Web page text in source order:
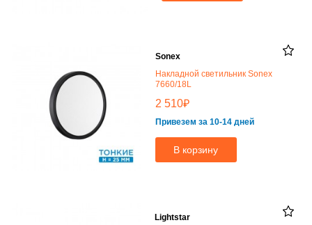
Sonex
Накладной светильник Sonex
7660/18L
2 510₽
Привезем за 10-14 дней
В корзину
Lightstar